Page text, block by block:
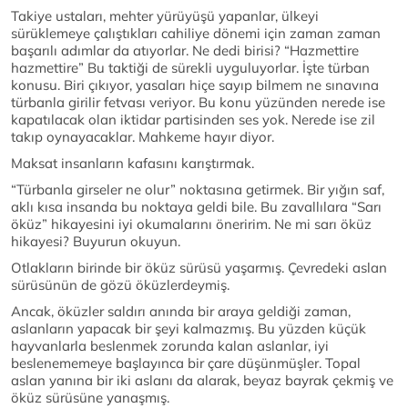
Takiye ustaları, mehter yürüyüşü yapanlar, ülkeyi
sürüklemeye çalıştıkları cahiliye dönemi için zaman zaman
başarılı adımlar da atıyorlar. Ne dedi birisi? “Hazmettire
hazmettire” Bu taktiği de sürekli uyguluyorlar. İşte türban
konusu. Biri çıkıyor, yasaları hiçe sayıp bilmem ne sınavına
türbanla girilir fetvası veriyor. Bu konu yüzünden nerede ise
kapatılacak olan iktidar partisinden ses yok. Nerede ise zil
takıp oynayacaklar. Mahkeme hayır diyor.
Maksat insanların kafasını karıştırmak.
“Türbanla girseler ne olur” noktasına getirmek. Bir yığın saf,
aklı kısa insanda bu noktaya geldi bile. Bu zavallılara “Sarı
öküz” hikayesini iyi okumalarını öneririm. Ne mi sarı öküz
hikayesi? Buyurun okuyun.
Otlakların birinde bir öküz sürüsü yaşarmış. Çevredeki aslan
sürüsünün de gözü öküzlerdeymiş.
Ancak, öküzler saldırı anında bir araya geldiği zaman,
aslanların yapacak bir şeyi kalmazmış. Bu yüzden küçük
hayvanlarla beslenmek zorunda kalan aslanlar, iyi
beslenememeye başlayınca bir çare düşünmüşler. Topal
aslan yanına bir iki aslanı da alarak, beyaz bayrak çekmiş ve
öküz sürüsüne yanaşmış.